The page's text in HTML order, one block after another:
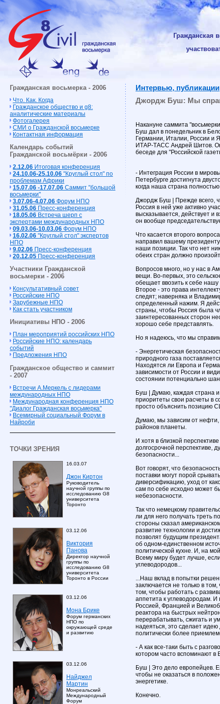
Гражданская
Гражданская восьмерка - 2006
Что. Как. Когда
Гражданское общество и g8:
аналитические материалы
Фотогалерея
СМИ о Гражданской восьмерке
Контактная информация
Календарь событий
Гражданской восьмёрки - 2006
2.12.06 Итоговая конференция
24.10.06-25.10.06 "Круглый стол" по
проблемам Африки
15.07.06 -17.07.06 Cаммит "большой
восьмерки"
3.07.06-4.07.06 Форум НПО
31.05.06 Пресс-конференция
18.05.06 Встреча шерп с
экспертами международных НПО
09.03.06-10.03.06 Форум НПО
16.02.06 "Круглый стол" экспертов
НПО
9.02.06 Пресс-конференция
20.12.05 Пресс-конференция
Участники Гражданской
восьмерки - 2006
Консультативный совет
Российские НПО
Зарубежные НПО
Как стать участником
Инициативы НПО - 2006
План мероприятий российских НПО
Российские НПО: календарь
событий
Предложения НПО
Гражданское общество и саммит
- 2007
Встречи А.Меркель с лидерами
международных НПО
Международная конференция НПО
"Диалог Гражданская восьмерка"
Всемирный социальный Форум в
Найроби
ТОЧКИ ЗРЕНИЯ
16.03.07
Джон Киртон
Руководитель
научной группы по
исследованию G8
университета
Торонто
03.12.06
Виктория
Панова
Директор научной
группы по
исследованию G8
университета
Торонто в России
03.12.06
Мона Брике
Форум германских
НПО по
окружающей среде
и развитию
03.12.06
Найджел
Мартин
Монреальский
Международный
Форум
Интервью, публикации
Джордж Буш: Мы
Накануне саммита
Буш дал в понедельник в
Германии, Италии, России и
ИТАР-ТАСС Андрей Шитов. Он
беседе для "Российской
- Интеграция России в
Петербурге достигнута
когда наша страна
Джордж Буш | Прежде всего,
Россия в ней уже активно
высказывается, действует и
он вообще
Что касается второго
направил вашему
наши позиции. Так что нет
обеих стран должно
Вопросов много, но у нас в
вещи. Во-первых, это
обещает ввозить к себе
Второе - это права
следят; наверняка и
определенный нажим. Я
страны, чтобы Россия была
заинтересованных сторон
хорошо себе представлять.
Но я надеюсь, что мы
- Энергетическая
природного газа
Находятся ли Европа и
зависимости от России и
состоянии потенциально
Буш | Думаю, каждая страна
приоритеты свои расчеты в
просто объяснить позицию
Думаю, мы зависим от
районов планеты.
И хотя в близкой
долгосрочной перспективе,
безопасности...
Вот говорят, что
поставки могут порой
диверсификацию, уход от
сам по себе исходно может
небезопасности.
Так что немецкому
ли для него получать треть
стороны сказал
развитие технологии и
позволят будущим
об одном-единственном
политической кухне. И, на
Всему миру будет лучше,
углеводородов...
...Наш вклад в попытки
заключается не только в
том, чтобы работать с
аппетита к углеводородам.
Россией, Францией и
реактора на быстрых
перерабатывать, сжигать и
надеяться, это сделает
политически более
- А как все-таки быть с
котором часто вспоминают в
Буш | Это дело европейцев.
чтобы не оказаться в
энергетике.
Конечно.